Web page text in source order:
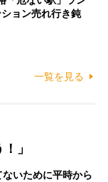
ョン売れ行き鈍
一覧を見る
」
ないために平時から